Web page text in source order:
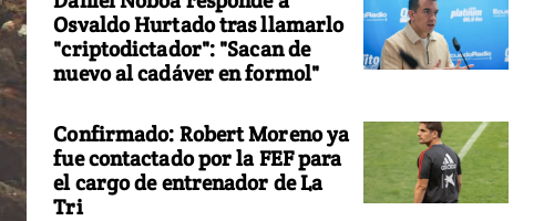
Osvaldo Hurtado tras llamarlo
"criptodictador": "Sacan de
nuevo al cadáver en formol"
Confirmado: Robert Moreno ya
fue contactado por la FEF para
el cargo de entrenador de La
Tri